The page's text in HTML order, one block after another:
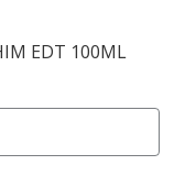
EDT 100ML